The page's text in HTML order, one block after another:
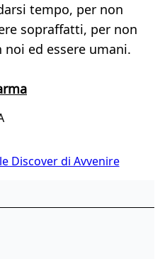
tempo, per non
sopraffatti, per non
ed essere umani.
Discover di Avvenire